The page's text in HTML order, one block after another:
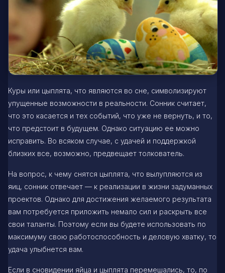
Куры или цыплята, что являются во сне, символизируют
упущенные возможности в реальности. Сонник считает,
что это касается и тех событий, что уже не вернуть, и то,
что предстоит в будущем. Однако ситуацию ее можно
исправить. Во всяком случае, с удачей и поддержкой
близких все, возможно, предвещает толкователь.
На вопрос, к чему снятся цыплята, что вылупляются из
яиц, сонник отвечает — к реализации в жизни задуманных
проектов. Однако для достижения желаемого результата
вам потребуется приложить немало сил и раскрыть все
свои таланты. Поэтому если вы будете использовать по
максимуму свою работоспособность и деловую хватку, то
удача улыбнется вам.
Если в сновидении яйца и цыплята перемешались, то, по